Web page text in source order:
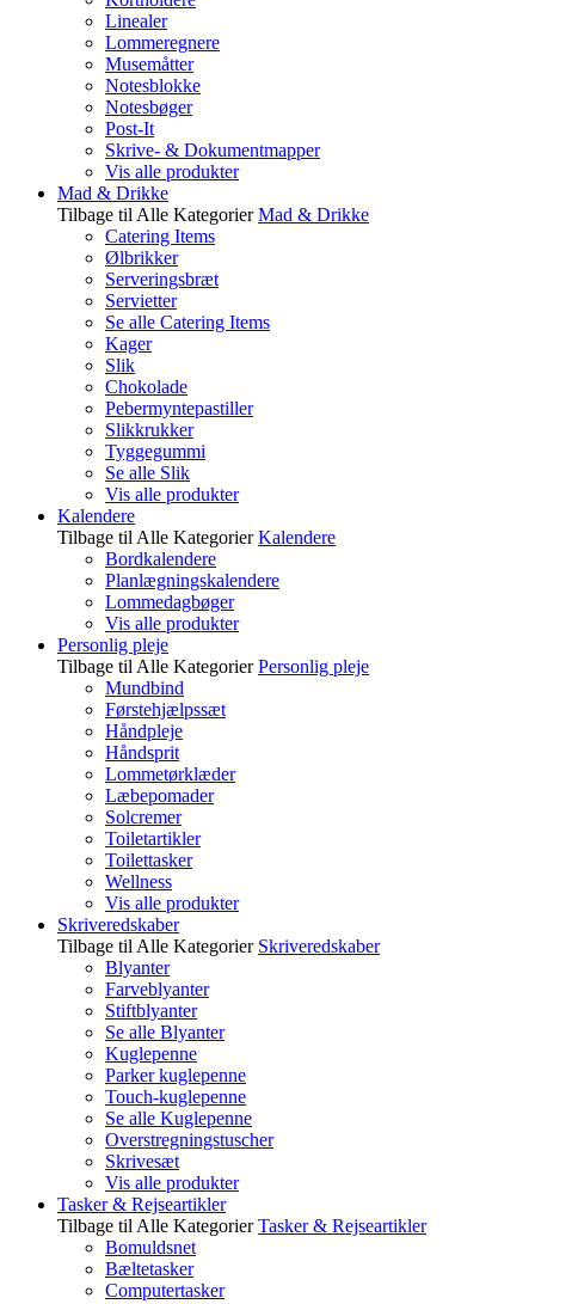
Linealer
Lommeregnere
Musemåtter
Notesblokke
Notesbøger
Post-It
Skrive- & Dokumentmapper
Vis alle produkter
Mad & Drikke
Tilbage til Alle Kategorier Mad & Drikke
Catering Items
Ølbrikker
Serveringsbræt
Servietter
Se alle Catering Items
Kager
Slik
Chokolade
Pebermyntepastiller
Slikkrukker
Tyggegummi
Se alle Slik
Vis alle produkter
Kalendere
Tilbage til Alle Kategorier Kalendere
Bordkalendere
Planlægningskalendere
Lommedagbøger
Vis alle produkter
Personlig pleje
Tilbage til Alle Kategorier Personlig pleje
Mundbind
Førstehjælpssæt
Håndpleje
Håndsprit
Lommetørklæder
Læbepomader
Solcremer
Toiletartikler
Toilettasker
Wellness
Vis alle produkter
Skriveredskaber
Tilbage til Alle Kategorier Skriveredskaber
Blyanter
Farveblyanter
Stiftblyanter
Se alle Blyanter
Kuglepenne
Parker kuglepenne
Touch-kuglepenne
Se alle Kuglepenne
Overstregningstuscher
Skrivesæt
Vis alle produkter
Tasker & Rejseartikler
Tilbage til Alle Kategorier Tasker & Rejseartikler
Bomuldsnet
Bæltetasker
Computertasker